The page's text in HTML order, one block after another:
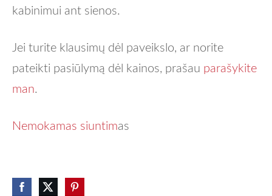
kabinimui ant sienos.
Jei turite klausimų dėl paveikslo, ar norite
pateikti pasiūlymą dėl kainos, prašau parašykite
man.
Nemokamas siuntimas